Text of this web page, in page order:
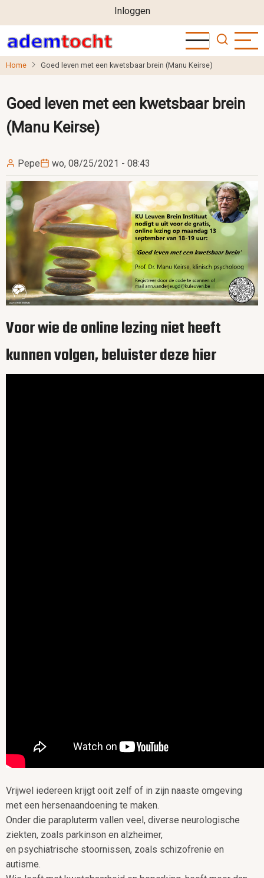
naar
de
inhoud
User
account
menu
Inloggen
Home Goed leven met een kwetsbaar brein (Manu Keirse)
Goed leven met een kwetsbaar brein
(Manu Keirse)
Pepe wo, 08/25/2021 - 08:43
Image
Voor wie de online lezing niet heeft
kunnen volgen, beluister deze hier
Vrijwel iedereen krijgt ooit zelf of in zijn naaste omgeving
met een hersenaandoening te maken.
Onder die parapluterm vallen veel, diverse neurologische
ziekten, zoals parkinson en alzheimer,
en psychiatrische stoornissen, zoals schizofrenie en
autisme.